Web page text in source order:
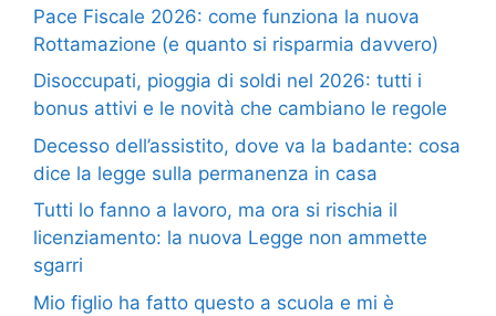
Pace Fiscale 2026: come funziona la nuova
Rottamazione (e quanto si risparmia davvero)
Disoccupati, pioggia di soldi nel 2026: tutti i
bonus attivi e le novità che cambiano le regole
Decesso dell’assistito, dove va la badante: cosa
dice la legge sulla permanenza in casa
Tutti lo fanno a lavoro, ma ora si rischia il
licenziamento: la nuova Legge non ammette
sgarri
Mio figlio ha fatto questo a scuola e mi è